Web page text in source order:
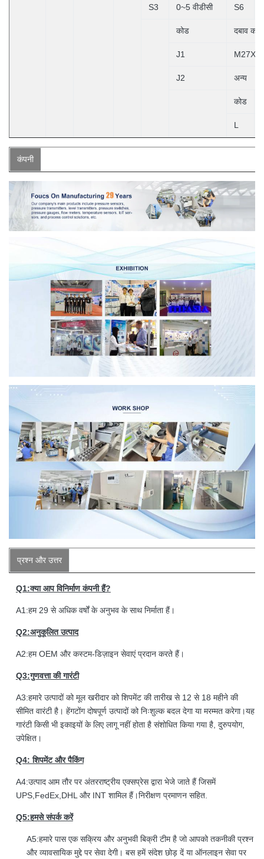
S3 0~5 वीडीसी S6
कोड दबाव
J1 M27X2
J2 अन्य
कोड
L
कंपनी
प्रश्न और उत्तर
Q1:क्या आप विनिर्माण कंपनी हैं?
A1:हम 29 से अधिक वर्षों के अनुभव के साथ निर्माता हैं।
Q2:अनुकूलित उत्पाद
A2:हम OEM और कस्टम-डिज़ाइन सेवाएं प्रदान करते हैं।
Q3:गुणवत्ता की गारंटी
A3:हमारे उत्पादों को मूल खरीदार को शिपमेंट की तारीख से 12 से 18 महीने की
सीमित वारंटी है। हेंगटोंग दोषपूर्ण उत्पादों को निःशुल्क बदल देगा या मरम्मत करेगा।यह
गारंटी किसी भी इकाइयों के लिए लागू नहीं होता है संशोधित किया गया है, दुरुपयोग,
उपेक्षित।
Q4: शिपमेंट और पैकिंग
A4:उत्पाद आम तौर पर अंतरराष्ट्रीय एक्सप्रेस द्वारा भेजे जाते हैं जिसमें
UPS,FedEx,DHL और INT शामिल हैं।निरीक्षण प्रमाणन सहित.
Q5:हमसे संपर्क करें
A5:हमारे पास एक सक्रिय और अनुभवी बिक्री टीम है जो आपको तकनीकी प्रश्न
और व्यावसायिक मुद्दे पर सेवा देगी। बस हमें संदेश छोड़ दें या ऑनलाइन सेवा पर